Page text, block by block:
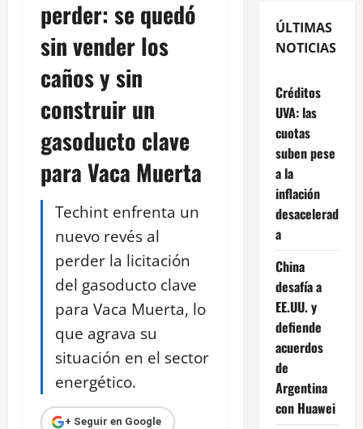
perder: se quedó
sin vender los
caños y sin
construir un
gasoducto clave
para Vaca Muerta
Techint enfrenta un
nuevo revés al
perder la licitación
del gasoducto clave
para Vaca Muerta, lo
que agrava su
situación en el sector
energético.
+ Seguir en Google
ÚLTIMAS
NOTICIAS
Créditos
UVA: las
cuotas
suben pese
a la
inflación
desacelerad
a
China
desafía a
EE.UU. y
defiende
acuerdos
de
Argentina
con Huawei